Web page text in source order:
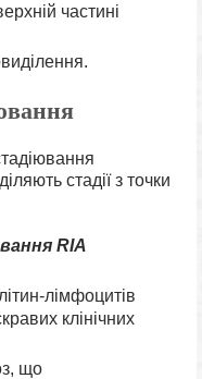
частині
стадії з точки
RIA
лімфоцитів
клінічних
що